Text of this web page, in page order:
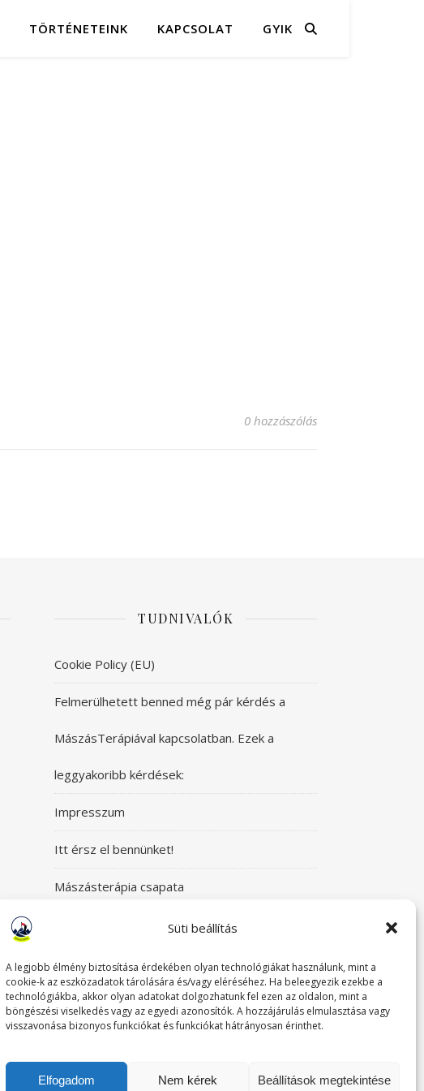
Süti beállítás
A legjobb élmény biztosítása érdekében olyan technológiákat használunk, mint a
cookie-k az eszközadatok tárolására és/vagy eléréséhez. Ha beleegyezik ezekbe a
technológiákba, akkor olyan adatokat dolgozhatunk fel ezen az oldalon, mint a
böngészési viselkedés vagy az egyedi azonosítók. A hozzájárulás elmulasztása vagy
visszavonása bizonyos funkciókat és funkciókat hátrányosan érinthet.
Elfogadom Nem kérek Beállítások megtekintése
TÖRTÉNETEINK KAPCSOLAT GYIK
0 hozzászólás
TUDNIVALÓK
Cookie Policy (EU)
Felmerülhetett benned még pár kérdés a
MászásTerápiával kapcsolatban. Ezek a
leggyakoribb kérdések:
Impresszum
Itt érsz el bennünket!
Mászásterápia csapata
Szeretettel üdvözlünk a Mászásterápia oldalán!
Gyere, nézz körül!
TABUDÖNTÖGETŐ MászásTerápia
Történeteink